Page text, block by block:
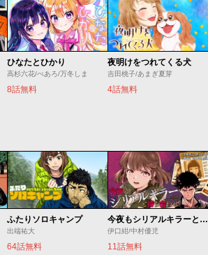
ひなたとひかり
高杉六花/べあろ/万冬しま
8話無料
夜明けをつれてくる犬
吉田桃子/あまぎ夏芽
4話無料
ふたりソロキャンプ
出端祐大
64話無料
今夜もシリアルキラーと待ち合わせ
伊口紺/中村優児
11話無料